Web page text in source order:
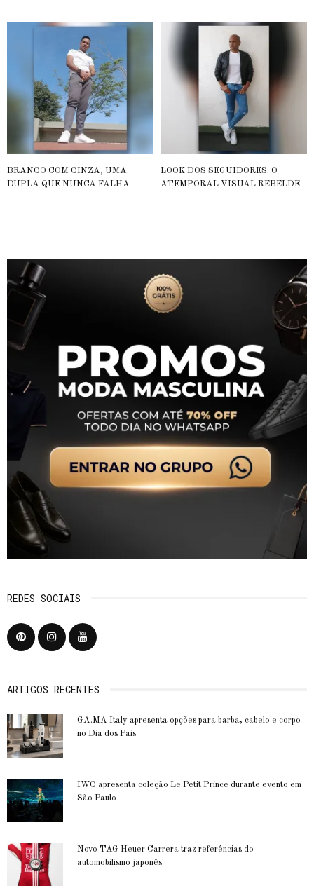
BRANCO COM CINZA, UMA
DUPLA QUE NUNCA FALHA
LOOK DOS SEGUIDORES: O
ATEMPORAL VISUAL REBELDE
REDES SOCIAIS
ARTIGOS RECENTES
GA.MA Italy apresenta opções para barba, cabelo e corpo
no Dia dos Pais
IWC apresenta coleção Le Petit Prince durante evento em
São Paulo
Novo TAG Heuer Carrera traz referências do
automobilismo japonês